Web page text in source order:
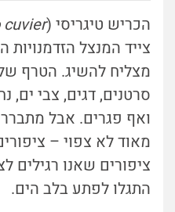
הכריש טיגריסי (cuvier
צייד המנצל הזדמנויות
מצליח להשיג. הטרף
סרטנים, דגים, צבי ים,
ואף פגרים. אבל
מאוד לא צפוי –
ציפורים שאנו רגילים
התגלו לפתע בלב הים.